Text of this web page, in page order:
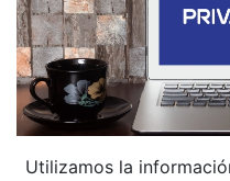
Utilizamos la